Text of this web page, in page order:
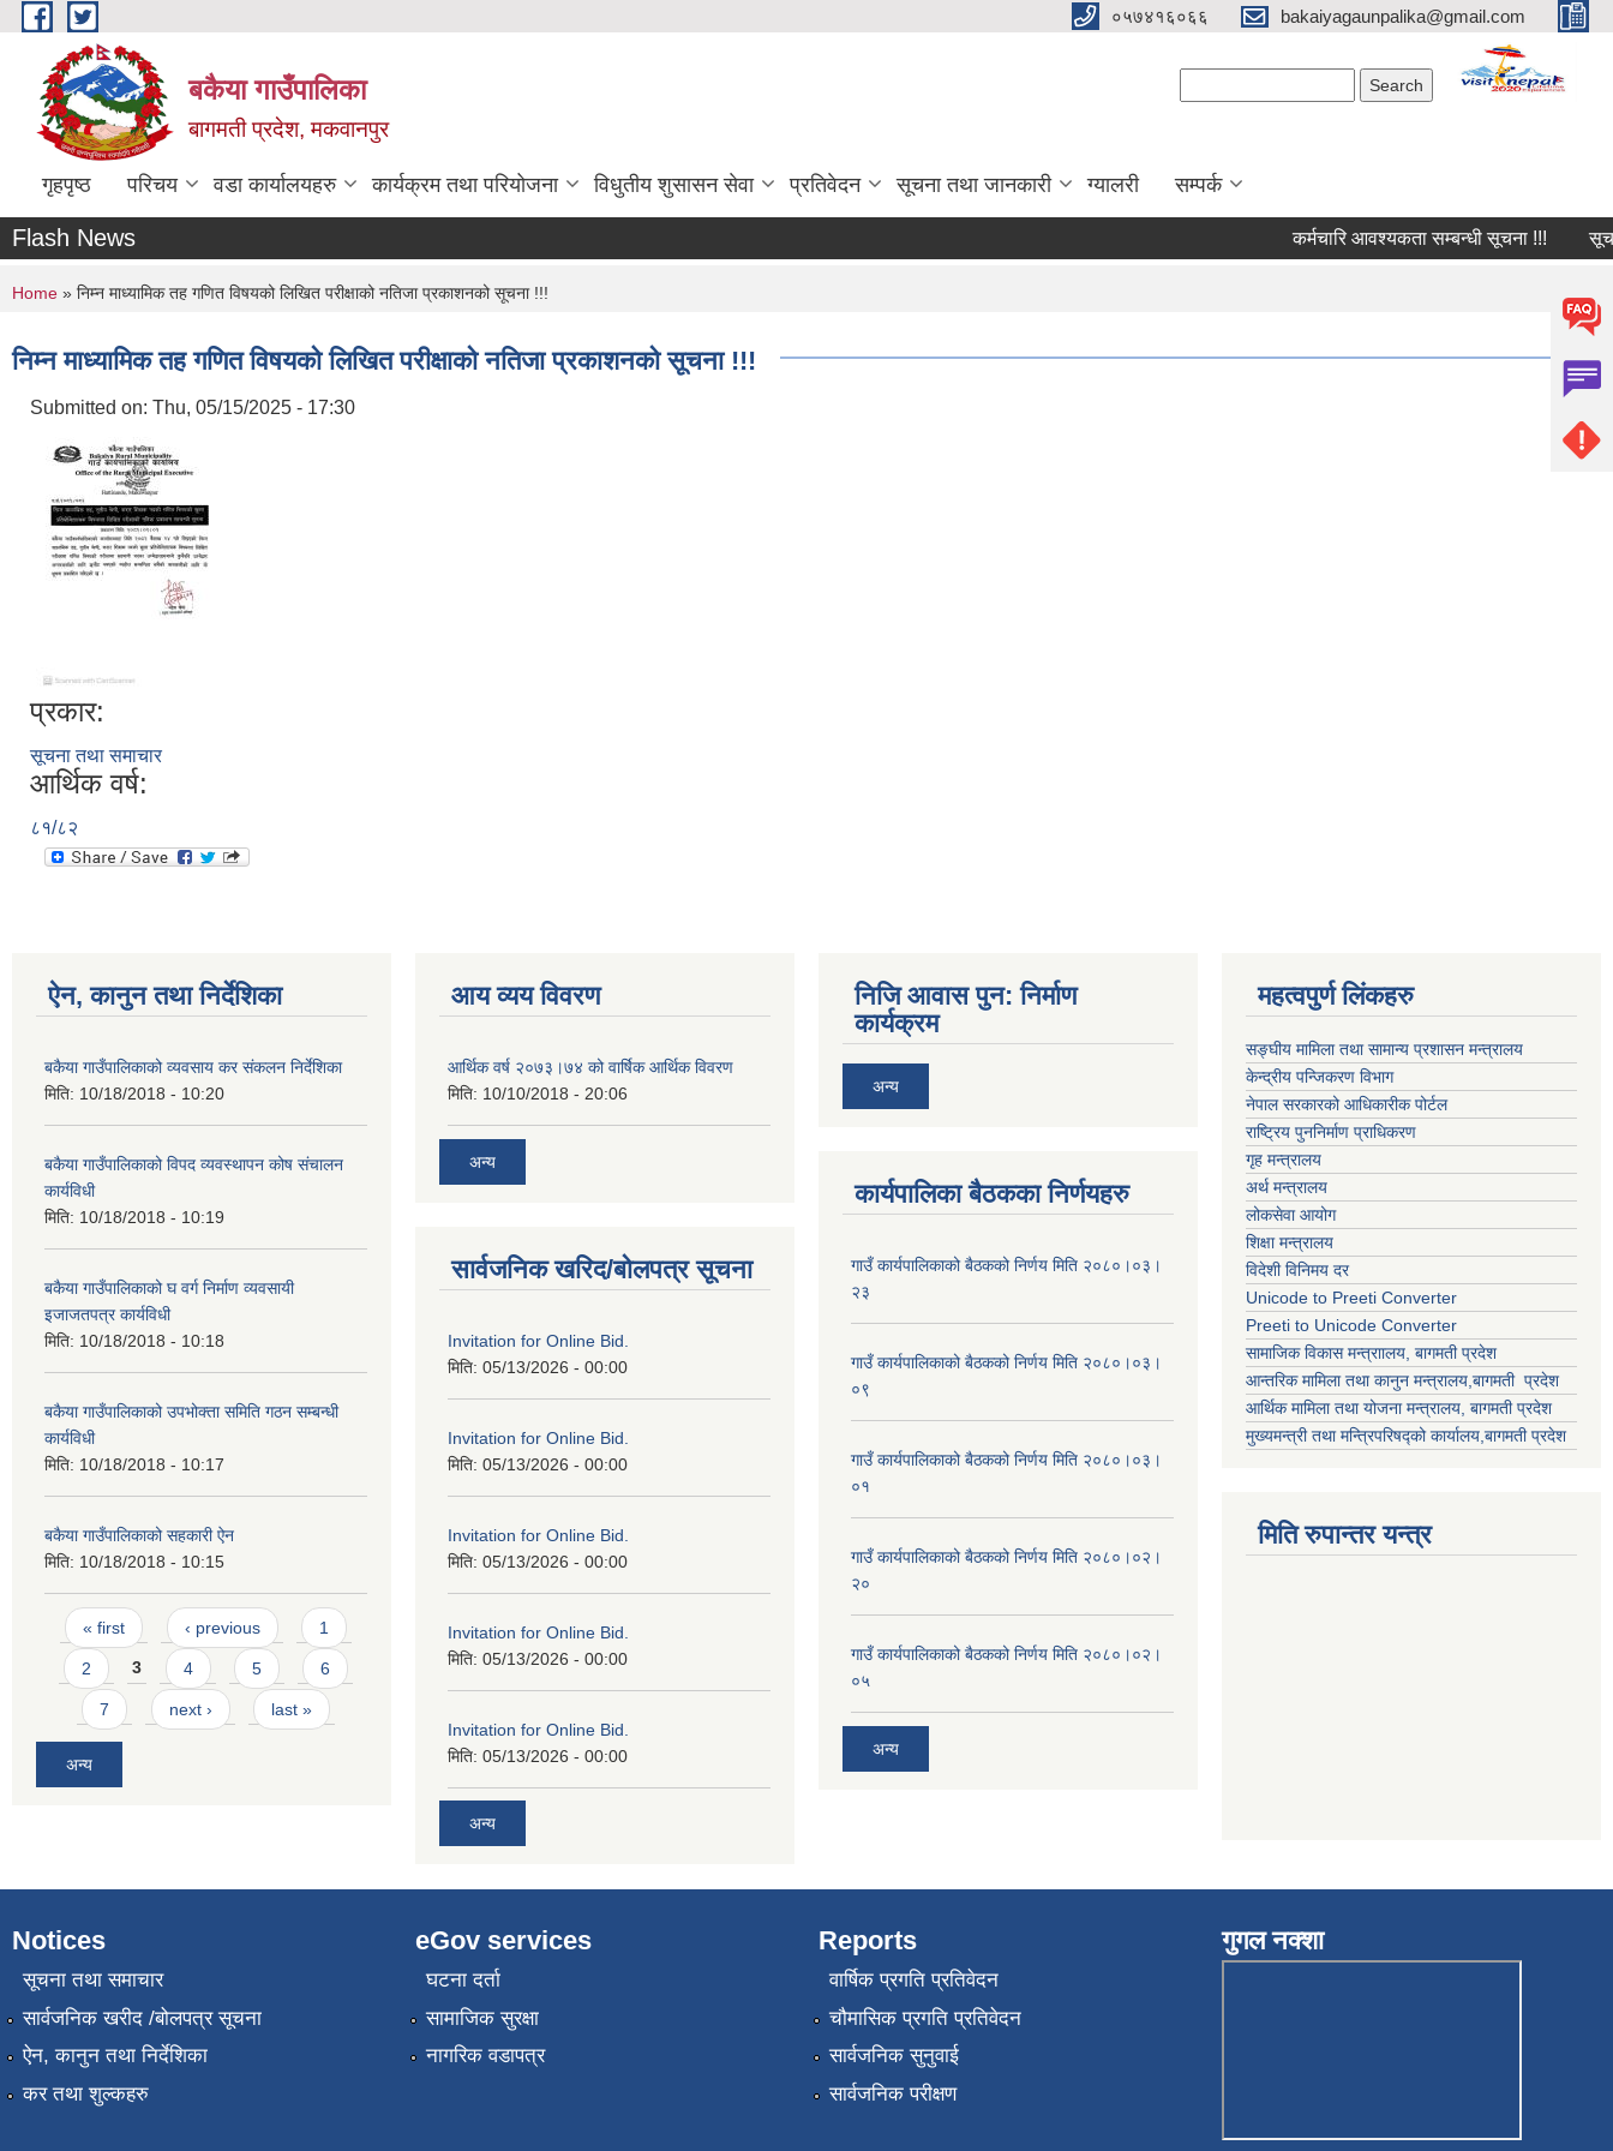
Skip to main content ०५७४१६०६६ bakaiyagaunpalika@gmail.com
बकैया गाउँपालिका
बागमती प्रदेश, मकवानपुर
गृहपृष्ठ परिचय वडा कार्यालयहरु कार्यक्रम तथा परियोजना विधुतीय शुसासन सेवा प्रतिवेदन सूचना तथा जानकारी ग्यालरी सम्पर्क
Flash News कर्मचारि आवश्यकता सम्बन्धी सूचना !!!
You are here
Home » निम्न माध्यामिक तह गणित विषयको लिखित परीक्षाको नतिजा प्रकाशनको सूचना !!!
निम्न माध्यामिक तह गणित विषयको लिखित परीक्षाको नतिजा प्रकाशनको सूचना !!!
Submitted on: Thu, 05/15/2025 - 17:30
प्रकार:
सूचना तथा समाचार
आर्थिक वर्ष:
८१/८२
ऐन, कानुन तथा निर्देशिका
बकैया गाउँपालिकाको व्यवसाय कर संकलन निर्देशिका
मिति: 10/18/2018 - 10:20
बकैया गाउँपालिकाको विपद व्यवस्थापन कोष संचालन
कार्यविधी
मिति: 10/18/2018 - 10:19
बकैया गाउँपालिकाको घ वर्ग निर्माण व्यवसायी
इजाजतपत्र कार्यविधी
मिति: 10/18/2018 - 10:18
बकैया गाउँपालिकाको उपभोक्ता समिति गठन सम्बन्धी
कार्यविधी
मिति: 10/18/2018 - 10:17
बकैया गाउँपालिकाको सहकारी ऐन
मिति: 10/18/2018 - 10:15
Pages
« first ‹ previous 1
2 3 4 5 6
7 next › last »
अन्य
आय व्यय विवरण
आर्थिक वर्ष २०७३।७४ को वार्षिक आर्थिक विवरण
मिति: 10/10/2018 - 20:06
अन्य
सार्वजनिक खरिद/बोलपत्र सूचना
Invitation for Online Bid.
मिति: 05/13/2026 - 00:00
Invitation for Online Bid.
मिति: 05/13/2026 - 00:00
Invitation for Online Bid.
मिति: 05/13/2026 - 00:00
Invitation for Online Bid.
मिति: 05/13/2026 - 00:00
Invitation for Online Bid.
मिति: 05/13/2026 - 00:00
अन्य
निजि आवास पुन: निर्माण
कार्यक्रम
अन्य
कार्यपालिका बैठकका निर्णयहरु
गाउँ कार्यपालिकाको बैठकको निर्णय मिति २०८०।०३।
२३
गाउँ कार्यपालिकाको बैठकको निर्णय मिति २०८०।०३।
०९
गाउँ कार्यपालिकाको बैठकको निर्णय मिति २०८०।०३।
०१
गाउँ कार्यपालिकाको बैठकको निर्णय मिति २०८०।०२।
२०
गाउँ कार्यपालिकाको बैठकको निर्णय मिति २०८०।०२।
०५
अन्य
महत्वपुर्ण लिंकहरु
सङ्घीय मामिला तथा सामान्य प्रशासन मन्त्रालय
केन्द्रीय पन्जिकरण विभाग
नेपाल सरकारको आधिकारीक पोर्टल
राष्ट्रिय पुननिर्माण प्राधिकरण
गृह मन्त्रालय
अर्थ मन्त्रालय
लोकसेवा आयोग
शिक्षा मन्त्रालय
विदेशी विनिमय दर
Unicode to Preeti Converter
Preeti to Unicode Converter
सामाजिक विकास मन्त्राालय, बागमती प्रदेश
आन्तरिक मामिला तथा कानुन मन्त्रालय,बागमती प्रदेश
आर्थिक मामिला तथा योजना मन्त्रालय, बागमती प्रदेश
मुख्यमन्त्री तथा मन्त्रिपरिषद्को कार्यालय,बागमती प्रदेश
मिति रुपान्तर यन्त्र
Notices
सूचना तथा समाचार
सार्वजनिक खरीद /बोलपत्र सूचना
ऐन, कानुन तथा निर्देशिका
कर तथा शुल्कहरु
eGov services
घटना दर्ता
सामाजिक सुरक्षा
नागरिक वडापत्र
Reports
वार्षिक प्रगति प्रतिवेदन
चौमासिक प्रगति प्रतिवेदन
सार्वजनिक सुनुवाई
सार्वजनिक परीक्षण
गुगल नक्शा